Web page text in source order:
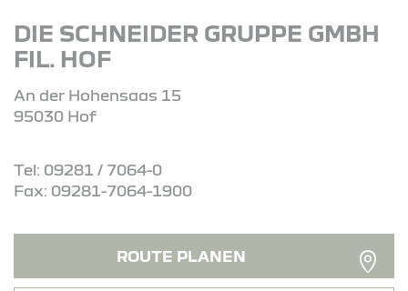
DIE SCHNEIDER GRUPPE GMBH
FIL. HOF
An der Hohensaas 15
95030 Hof
Tel: 09281 / 7064-0
Fax: 09281-7064-1900
ROUTE PLANEN